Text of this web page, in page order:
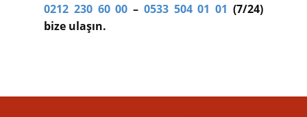
0212 230 60 00 – 0533 504 01 01 (7/24)
bize ulaşın.